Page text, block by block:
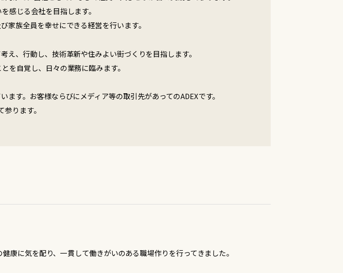
感じる会社を目指します。
家族全員を幸せにできる経営を行います。
え、行動し、技術革新や住みよい街づくりを目指します。
を自覚し、日々の業務に臨みます。
す。お客様ならびにメディア等の取引先があってのADEXです。
ります。
康に気を配り、一貫して働きがいのある職場作りを行ってきました。